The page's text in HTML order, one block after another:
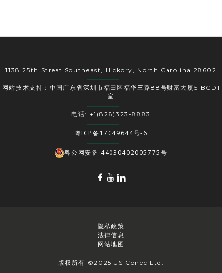
1138 25th Street Southeast, Hickory, North Carolina 28602
网站技术支持：中国广东省深圳市福田区福华三路88号财富大厦51BCD1
室
电话: +1(828)323-8883
粤ICP备17049644号-6
粤公网安备 44030402005775号
版权所有 ©2025 US Conec Ltd.
隐私政策
法律信息
网站地图